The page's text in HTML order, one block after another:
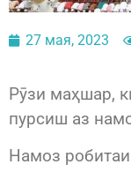
27 мая, 2023
Рӯзи маҳшар,
пурсиш аз
Намоз